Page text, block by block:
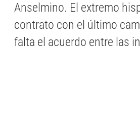
Anselmino. El extremo
contrato con el último
falta el acuerdo entre las